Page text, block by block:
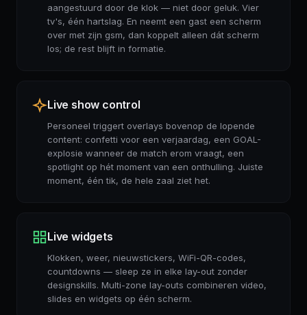
aangestuurd door de klok — niet door geluk. Vier
tv's, één hartslag. En neemt een gast een scherm
over met zijn gsm, dan koppelt alleen dát scherm
los; de rest blijft in formatie.
Live show control
Personeel triggert overlays bovenop de lopende
content: confetti voor een verjaardag, een GOAL-
explosie wanneer de match erom vraagt, een
spotlight op hét moment van een onthulling. Juiste
moment, één tik, de hele zaal ziet het.
Live widgets
Klokken, weer, nieuwstickers, WiFi-QR-codes,
countdowns — sleep ze in elke lay-out zonder
designskills. Multi-zone lay-outs combineren video,
slides en widgets op één scherm.